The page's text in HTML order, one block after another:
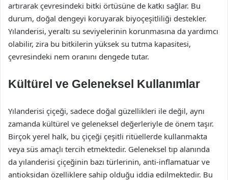
artırarak çevresindeki bitki örtüsüne de katkı sağlar. Bu
durum, doğal dengeyi koruyarak biyoçeşitliliği destekler.
Yılanderisi, yeraltı su seviyelerinin korunmasına da yardımcı
olabilir, zira bu bitkilerin yüksek su tutma kapasitesi,
çevresindeki nem oranını dengede tutar.
Kültürel ve Geleneksel Kullanımlar
Yılanderisi çiçeği, sadece doğal güzellikleri ile değil, aynı
zamanda kültürel ve geleneksel değerleriyle de önem taşır.
Birçok yerel halk, bu çiçeği çeşitli ritüellerde kullanmakta
veya süs amaçlı tercih etmektedir. Geleneksel tıp alanında
da yılanderisi çiçeğinin bazı türlerinin, anti-inflamatuar ve
antioksidan özelliklere sahip olduğu iddia edilmektedir. Bu